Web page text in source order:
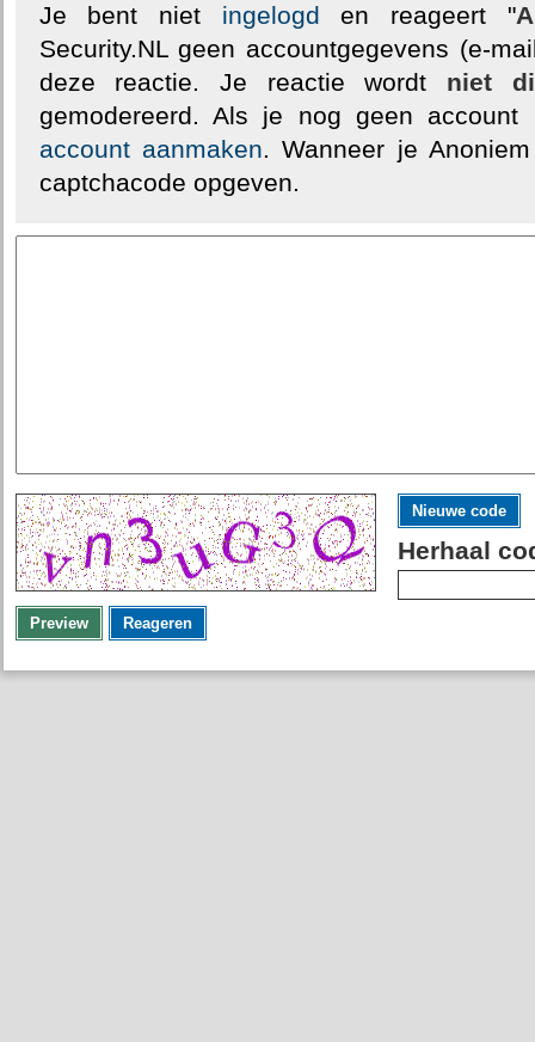
Je bent niet ingelogd en reageert "
Security.NL geen accountgegevens (e-
deze reactie. Je reactie wordt niet
gemodereerd. Als je nog geen
account aanmaken. Wanneer je
captchacode opgeven.
Nieuwe code
Herhaal
Preview Reageren